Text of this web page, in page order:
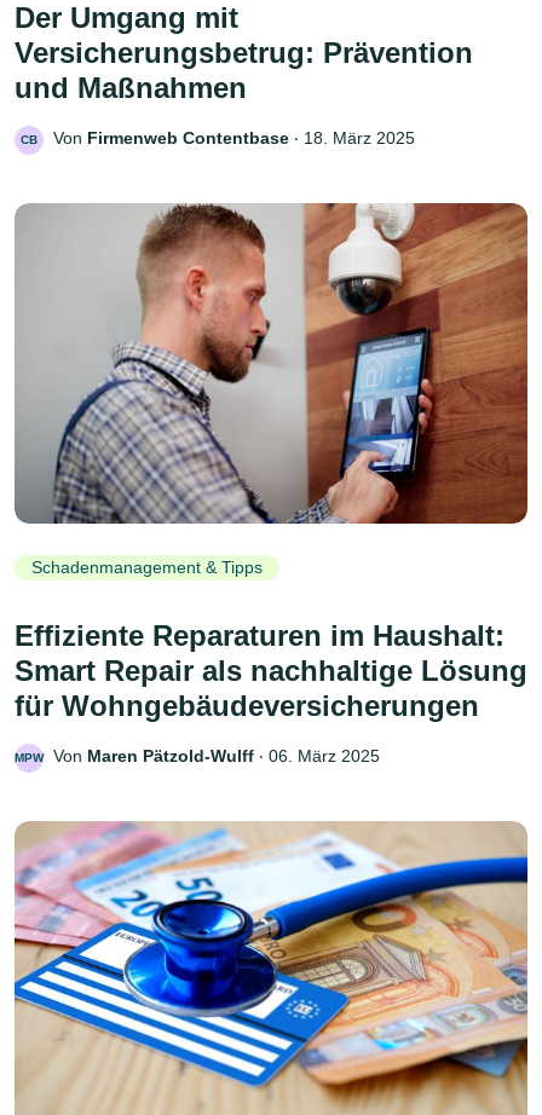
Der Umgang mit
Versicherungsbetrug: Prävention
und Maßnahmen
CB Von Firmenweb Contentbase ‧ 18. März 2025
Schadenmanagement & Tipps
Effiziente Reparaturen im Haushalt:
Smart Repair als nachhaltige Lösung
für Wohngebäudeversicherungen
MPW Von Maren Pätzold-Wulff ‧ 06. März 2025